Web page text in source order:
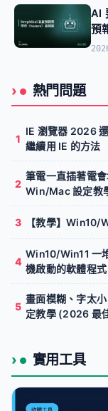
暫緩 Astra 開
2026-08-08
AI
預
熱門問題
IE 瀏覽器 2026
繼續用 IE 的方法
筆電一直插著電
Win/Mac 設定教
【教學】Win10/
Win10/Win11 一
機啟動的軟體程式
畫面模糊、字太
定教學 (2026 最
實用工具